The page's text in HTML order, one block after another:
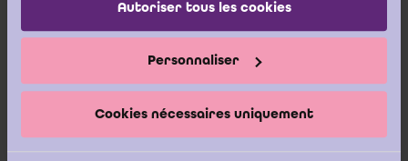
Autoriser tous les cookies
Personnaliser
Cookies nécessaires uniquement
tegelijk een belangrijke voorbereiding op de daaropvolgende
workshop Going concern.
De opleiding biedt een helder kader voor het herkennen van
continuïteitsindicatoren, het beoordelen van de plannen van
het bestuur en het analyseren van financiële projecties en
aannames. U leert welke stappen u als bedrijfsrevisor moet
doorlopen, hoe u proportionaliteit toepast en hoe u uw
bevindingen normconform vastlegt. De koppeling met actuele